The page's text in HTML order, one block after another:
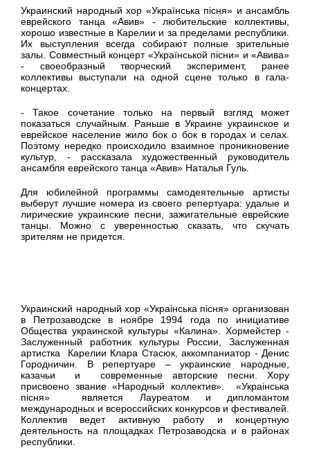
Украинский народный хор «Украïнська пiсня» и ансамбль
еврейского танца «Авив» - любительские коллективы,
хорошо известные в Карелии и за пределами республики.
Их выступления всегда собирают полные зрительные
залы. Совместный концерт «Украïнськой пiсни» и «Авива»
- своеобразный творческий эксперимент, ранее
коллективы выступали на одной сцене только в гала-
концертах.
- Такое сочетание только на первый взгляд может
показаться случайным. Раньше в Украине украинское и
еврейское население жило бок о бок в городах и селах.
Поэтому нередко происходило взаимное проникновение
культур, - рассказала художественный руководитель
ансамбля еврейского танца «Авив» Наталья Гуль.
Для юбилейной программы самодеятельные артисты
выберут лучшие номера из своего репертуара: удалые и
лирические украинские песни, зажигательные еврейские
танцы. Можно с уверенностью сказать, что скучать
зрителям не придется.
Украинский народный хор «Украiнська пiсня» организован
в Петрозаводске в ноябре 1994 года по инициативе
Общества украинской культуры «Калина». Хормейстер -
Заслуженный работник культуры России, Заслуженная
артистка Карелии Клара Стасюк, аккомпаниатор - Денис
Городничин. В репертуаре – украинские народные,
казачьи и современные авторские песни. Хору
присвоено звание «Народный коллектив». «Украiнська
пiсня» является Лауреатом и дипломантом
международных и всероссийских конкурсов и фестивалей.
Коллектив ведет активную работу и концертную
деятельность на площадках Петрозаводска и в районах
республики.